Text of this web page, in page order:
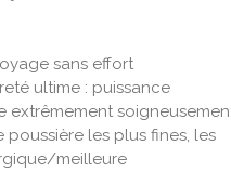
sans effort
ultime : puissance
les plus fines, les
meilleure